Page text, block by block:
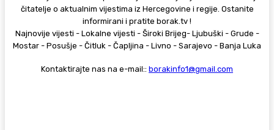
čitatelje o aktualnim vijestima iz Hercegovine i regije. Ostanite
informirani i pratite borak.tv !
Najnovije vijesti - Lokalne vijesti - Široki Brijeg- Ljubuški - Grude -
Mostar - Posušje - Čitluk - Čapljina - Livno - Sarajevo - Banja Luka
Kontaktirajte nas na e-mail:: borakinfo1@gmail.com